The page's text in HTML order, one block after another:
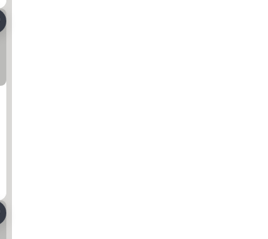
찾기에 추가
찾기에 추가